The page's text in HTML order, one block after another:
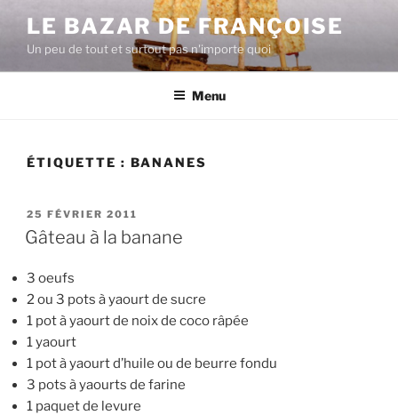
contenu
principal
LE BAZAR DE FRANÇOISE
Un peu de tout et surtout pas n'importe quoi
Menu
ÉTIQUETTE : BANANES
PUBLIÉ
LE
25 FÉVRIER 2011
Gâteau à la banane
3 oeufs
2 ou 3 pots à yaourt de sucre
1 pot à yaourt de noix de coco râpée
1 yaourt
1 pot à yaourt d’huile ou de beurre fondu
3 pots à yaourts de farine
1 paquet de levure